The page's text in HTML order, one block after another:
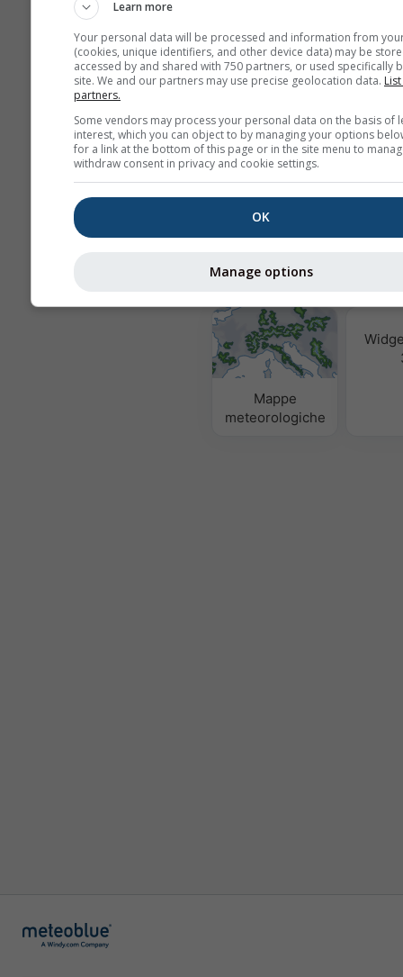
sulla privacy. Usando i servizi
aderite ai nostritermini e
indirizzo email sarà utilizzabile
altri servizi meteoblue.
Ulteriori dati meteo
MultiModel
e
Mappe
meteorologiche
Learn more
Your personal data will be processed and information from
(cookies, unique identifiers, and other device data) may be
accessed by and shared with 750 partners, or used specifically
site. We and our partners may use precise geolocation data.
partners.
Some vendors may process your personal data on the basis of
interest, which you can object to by managing your options
for a link at the bottom of this page or in the site menu to
withdraw consent in privacy and cookie settings.
OK
Manage options